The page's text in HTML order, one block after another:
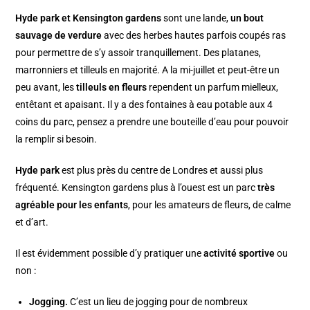
Hyde park et Kensington gardenssont une lande,un bout
sauvage de verdureavec des herbes hautes parfois coupés ras
pour permettre de s’y assoir tranquillement. Des platanes,
marronniers et tilleuls en majorité. A la mi-juillet et peut-être un
peu avant, lestilleuls en fleurs rependent un parfum mielleux,
entêtant et apaisant. Il y a des fontaines à eau potable aux 4
coins du parc, pensez a prendre une bouteille d’eau pour pouvoir
la remplir si besoin.
Hyde parkest plus près du centre de Londres et aussi plus
fréquenté. Kensington gardens plus à l’ouest est un parctrès
agréable pour les enfants, pour les amateurs de fleurs, de calme
et d’art.
Il est évidemment possible d’y pratiquer uneactivité sportiveou
non :
Jogging. C’est un lieu de jogging pour de nombreux